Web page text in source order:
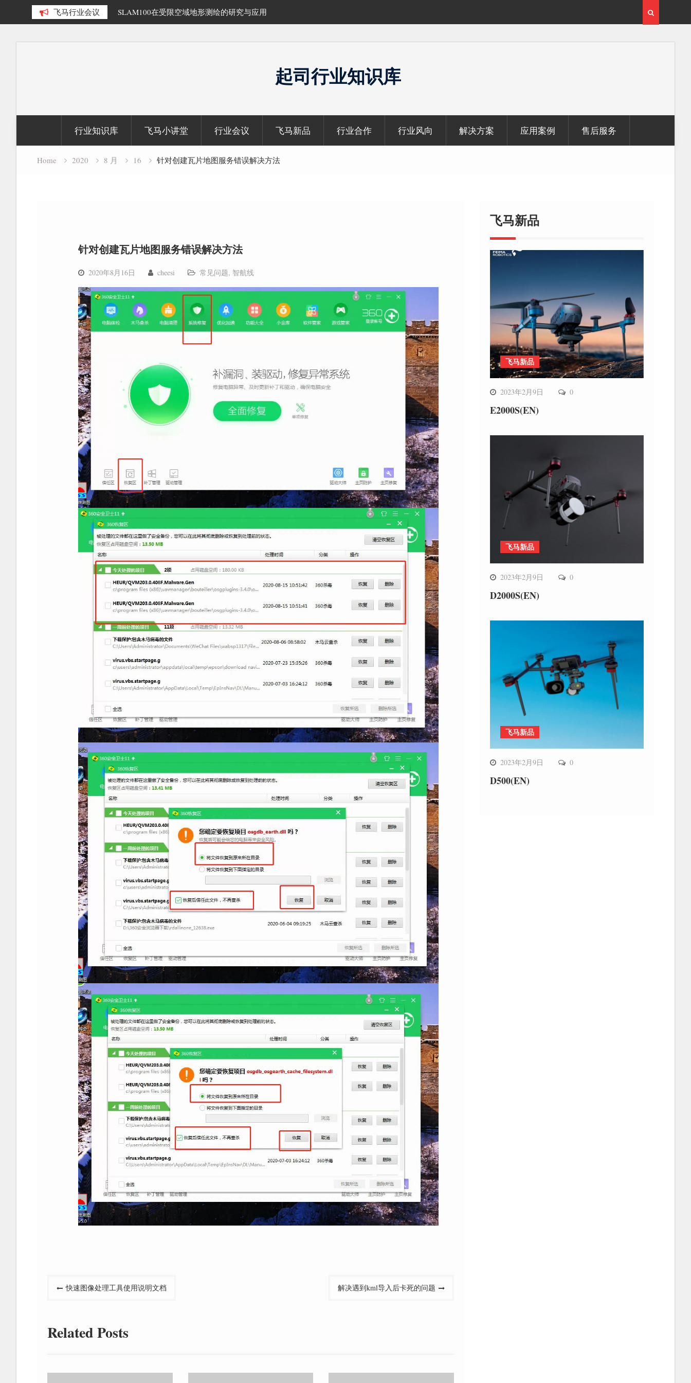
飞马行业会议
源数据融合精细化三维重建研 SLAM100在受限空域地形测绘的研究与应用
云数据及正射影像
无人机倾斜摄影在制造业信息化建设中的应用
起司行业知识库
行业知识库 飞马小讲堂 行业会议 飞马新品 行业合作 行业风向 解决方案 应用案例 售后服务
Home 2020 8 月 16 针对创建瓦片地图服务错误解决方法
针对创建瓦片地图服务错误解决方法
2020年8月16日 cheesi 常见问题, 智航线
文
航
快速图像处理工具使用说明文档 解决遇到kml导入后卡死的问题
Related Posts
飞马新品
飞马新品
2023年2月9日 0
E2000S(EN)
飞马新品
2023年2月9日 0
D2000S(EN)
飞马新品
2023年2月9日 0
D500(EN)